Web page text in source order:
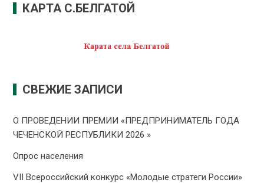
КАРТА С.БЕЛГАТОЙ
СВЕЖИЕ ЗАПИСИ
О ПРОВЕДЕНИИ ПРЕMИИ «ПРЕДПРИНИМАТЕЛЬ ГОДА
ЧЕЧЕНСКОЙ РЕСПУБЛИКИ 2026 »
Опрос населения
VII Всероссийский конкурс «Молодые стратеги России»